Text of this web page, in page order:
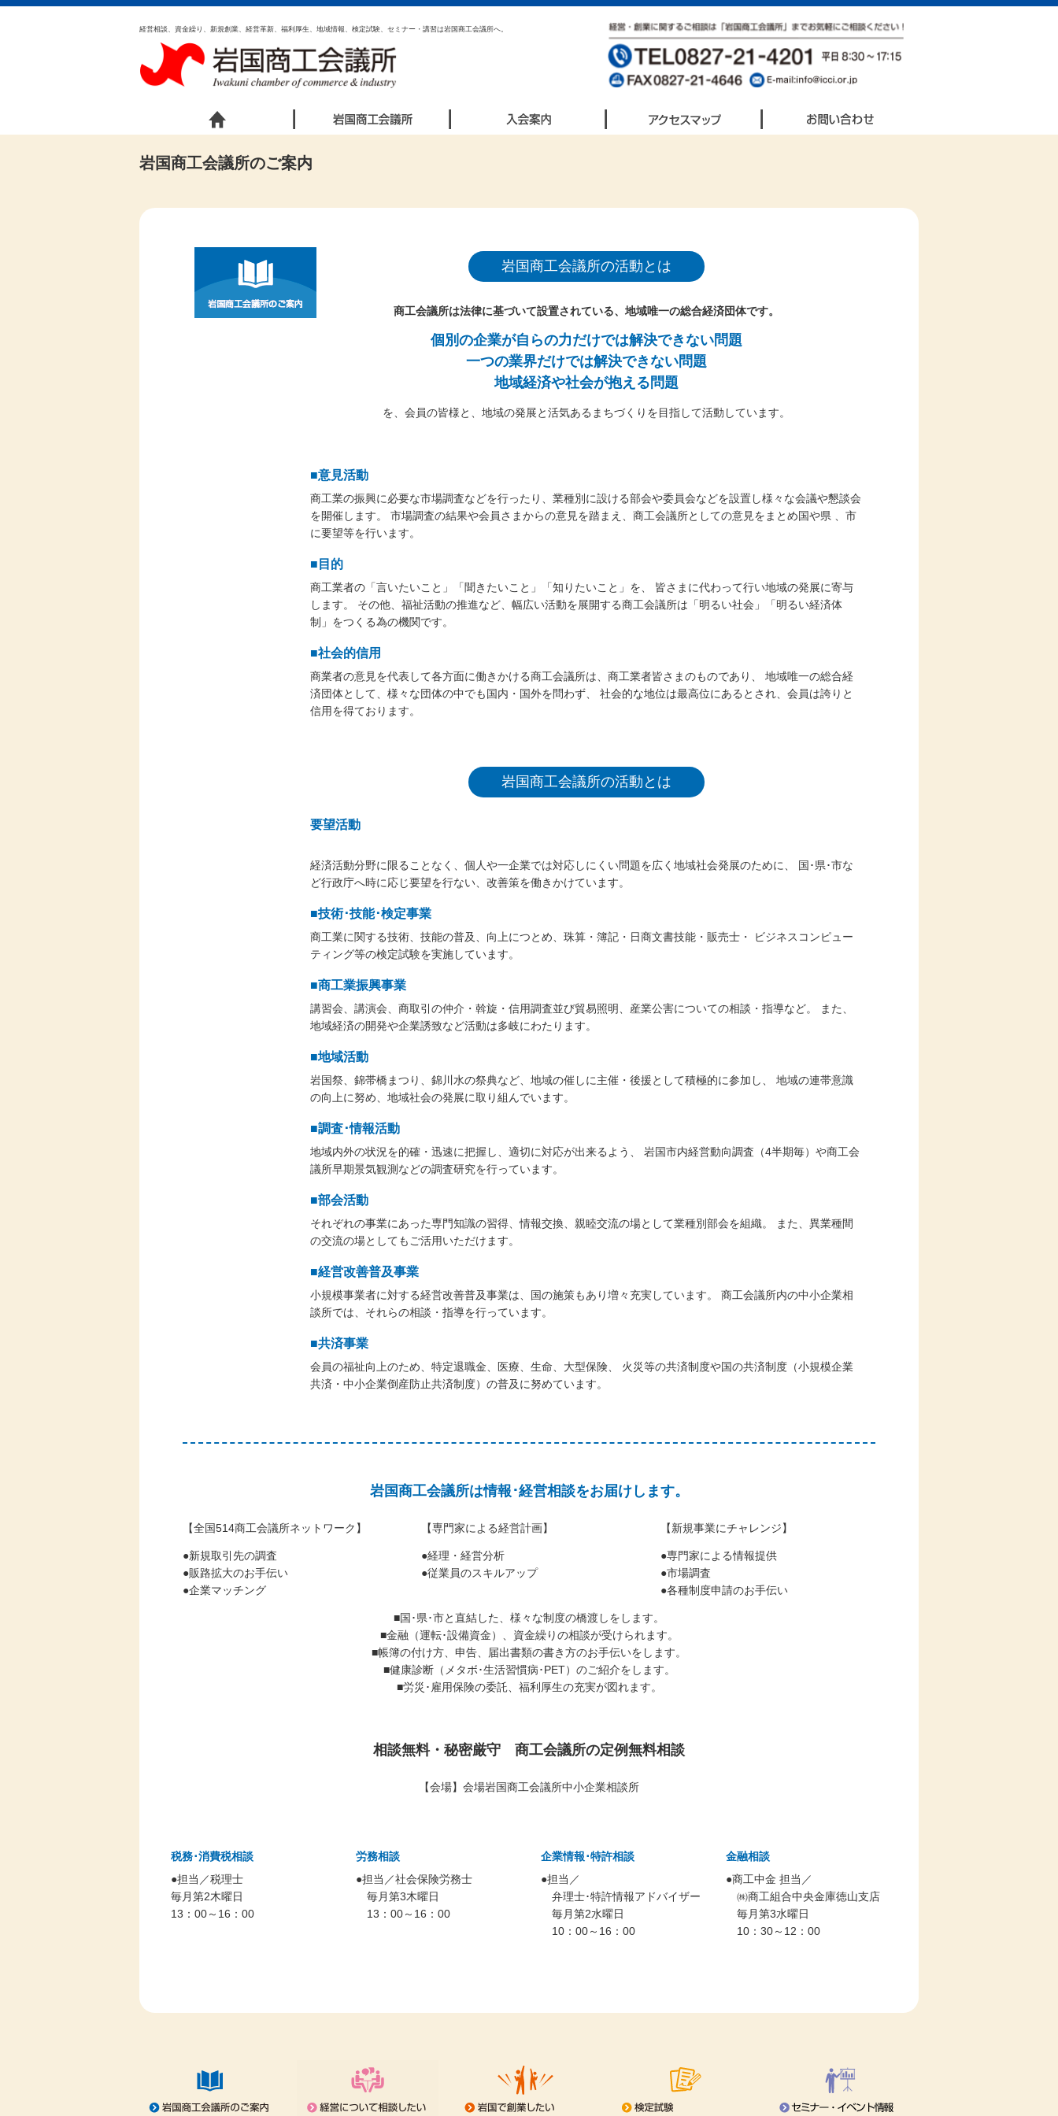
経営相談、資金繰り、新規創業、経営革新、福利厚生、地域情報、検定試験、セミナー・講習は岩国商工会議所へ。
岩国商工会議所のご案内
岩国商工会議所の活動とは
商工会議所は法律に基づいて設置されている、地域唯一の総合経済団体です。
個別の企業が自らの力だけでは解決できない問題
一つの業界だけでは解決できない問題
地域経済や社会が抱える問題
を、会員の皆様と、地域の発展と活気あるまちづくりを目指して活動しています。
■意見活動
商工業の振興に必要な市場調査などを行ったり、業種別に設ける部会や委員会などを設置し様々な会議や懇談会
を開催します。 市場調査の結果や会員さまからの意見を踏まえ、商工会議所としての意見をまとめ国や県 、市
に要望等を行います。
■目的
商工業者の「言いたいこと」「聞きたいこと」「知りたいこと」を、 皆さまに代わって行い地域の発展に寄与
します。 その他、福祉活動の推進など、幅広い活動を展開する商工会議所は「明るい社会」「明るい経済体
制」をつくる為の機関です。
■社会的信用
商業者の意見を代表して各方面に働きかける商工会議所は、商工業者皆さまのものであり、 地域唯一の総合経
済団体として、様々な団体の中でも国内・国外を問わず、 社会的な地位は最高位にあるとされ、会員は誇りと
信用を得ております。
岩国商工会議所の活動とは
要望活動
経済活動分野に限ることなく、個人や一企業では対応しにくい問題を広く地域社会発展のために、 国･県･市な
ど行政庁へ時に応じ要望を行ない、改善策を働きかけています。
■技術･技能･検定事業
商工業に関する技術、技能の普及、向上につとめ、珠算・簿記・日商文書技能・販売士・ ビジネスコンピュー
ティング等の検定試験を実施しています。
■商工業振興事業
講習会、講演会、商取引の仲介・斡旋・信用調査並び貿易照明、産業公害についての相談・指導など。 また、
地域経済の開発や企業誘致など活動は多岐にわたります。
■地域活動
岩国祭、錦帯橋まつり、錦川水の祭典など、地域の催しに主催・後援として積極的に参加し、 地域の連帯意識
の向上に努め、地域社会の発展に取り組んでいます。
■調査･情報活動
地域内外の状況を的確・迅速に把握し、適切に対応が出来るよう、 岩国市内経営動向調査（4半期毎）や商工会
議所早期景気観測などの調査研究を行っています。
■部会活動
それぞれの事業にあった専門知識の習得、情報交換、親睦交流の場として業種別部会を組織。 また、異業種間
の交流の場としてもご活用いただけます。
■経営改善普及事業
小規模事業者に対する経営改善普及事業は、国の施策もあり増々充実しています。 商工会議所内の中小企業相
談所では、それらの相談・指導を行っています。
■共済事業
会員の福祉向上のため、特定退職金、医療、生命、大型保険、 火災等の共済制度や国の共済制度（小規模企業
共済・中小企業倒産防止共済制度）の普及に努めています。
岩国商工会議所は情報･経営相談をお届けします。
【全国514商工会議所ネットワーク】
●新規取引先の調査
●販路拡大のお手伝い
●企業マッチング
【専門家による経営計画】
●経理・経営分析
●従業員のスキルアップ
【新規事業にチャレンジ】
●専門家による情報提供
●市場調査
●各種制度申請のお手伝い
■国･県･市と直結した、様々な制度の橋渡しをします。
■金融（運転･設備資金）、資金繰りの相談が受けられます。
■帳簿の付け方、申告、届出書類の書き方のお手伝いをします。
■健康診断（メタボ･生活習慣病･PET）のご紹介をします。
■労災･雇用保険の委託、福利厚生の充実が図れます。
相談無料・秘密厳守 商工会議所の定例無料相談
【会場】会場岩国商工会議所中小企業相談所
税務･消費税相談
●担当／税理士
毎月第2木曜日
13：00～16：00
労務相談
●担当／社会保険労務士
毎月第3木曜日
13：00～16：00
企業情報･特許相談
●担当／
弁理士･特許情報アドバイザー
毎月第2水曜日
10：00～16：00
金融相談
●商工中金 担当／
㈱商工組合中央金庫徳山支店
毎月第3水曜日
10：30～12：00